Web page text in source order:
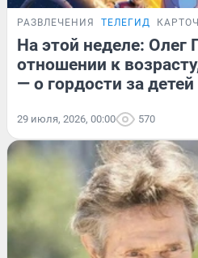
РАЗВЛЕЧЕНИЯ ТЕЛЕГИД
На этой неделе: Олег
отношении к
— о гордости за детей
29 июля, 2026, 00:00 570